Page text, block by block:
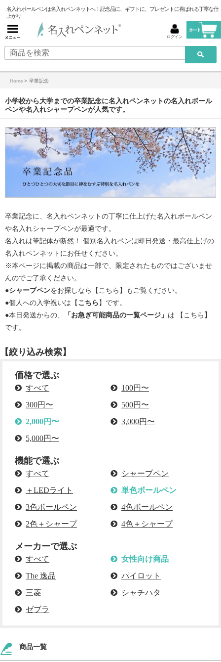
名入れボールペンは名入れペンネットへ！記念品に、ギフトに、プレゼントに喜ばれる丁寧な仕
上がり
ログイン
Home > 卒業記念
小学校から大学までの卒業記念に名入れペンネットの名入れボール
ペンや名入れシャープペンが人気です。
卒業記念に、名入れペンネットの丁寧に仕上げた名入れボールペン
や名入れシャープペンが最適です。
名入れは筆記体が断然！ 個別名入れペンは即日発送・最高仕上げの
名入れペンネットにお任せください。
※本ページに掲載の商品は一部で、限定されたものではございませ
んのでご了承ください。
●シャープペンをお探しなら【 こちら 】もご覧ください。
●個人への入学祝いは【 こちら 】です。
●本日発送からの、
「お急ぎ可能商品の一覧ページ」 は 【 こちら 】
です。
【絞り込み検索】
価格で選ぶ
すべて
100円〜
300円〜
500円〜
2,000円〜
3,000円〜
5,000円〜
機能で選ぶ
すべて
シャープペン
＋LEDライト
単色ボールペン
3色ボールペン
4色ボールペン
2色＋シャープ
4色＋シャープ
メーカーで選ぶ
すべて
女性向け商品
The 逸品
パイロット
三菱
シャチハタ
ゼブラ
商品一覧